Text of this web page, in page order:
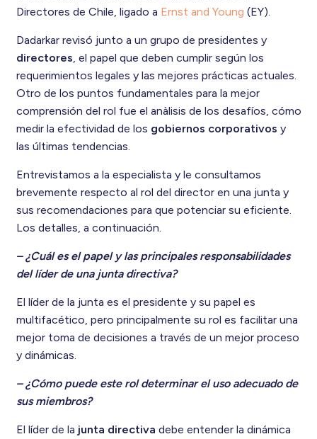
Directores de Chile, ligado a Ernst and Young (EY).
Dadarkar revisó junto a un grupo de presidentes y
directores, el papel que deben cumplir según los
requerimientos legales y las mejores prácticas actuales.
Otro de los puntos fundamentales para la mejor
comprensión del rol fue el anàlisis de los desafíos, cómo
medir la efectividad de los gobiernos corporativos y
las últimas tendencias.
Entrevistamos a la especialista y le consultamos
brevemente respecto al rol del director en una junta y
sus recomendaciones para que potenciar su eficiente.
Los detalles, a continuación.
– ¿Cuál es el papel y las principales responsabilidades
del líder de una junta directiva?
El líder de la junta es el presidente y su papel es
multifacético, pero principalmente su rol es facilitar una
mejor toma de decisiones a través de un mejor proceso
y dinámicas.
– ¿Cómo puede este rol determinar el uso adecuado de
sus miembros?
El líder de la junta directiva debe entender la dinámica